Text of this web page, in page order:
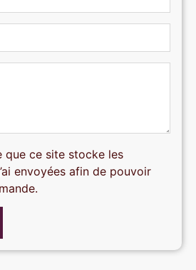
que ce site stocke les
envoyées afin de pouvoir